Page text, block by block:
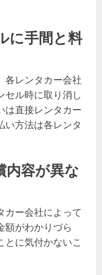
に手間と料
各レンタカー会社
セル時に取り消し
は直接レンタカー
い方法は各レンタ
内容が異な
カー会社によって
額がわかりづら
とに気付かないこ